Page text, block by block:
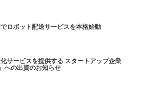
ロボット配送サービスを本格始動
サービスを提供する スタートアップ企業
への出資のお知らせ